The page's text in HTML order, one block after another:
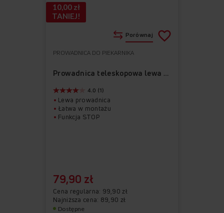
PROWADNICA DO PIEKARNIKA
Prowadnica teleskopowa lewa APG1005
4.0 (1)
Lewa prowadnica
Łatwa w montażu
Funkcja STOP
79,90 zł
Cena regularna 99,90 zł
Najniższa cena: 89,90 zł
Dostępne
Porównaj
10,00 zł
TANIEJ!